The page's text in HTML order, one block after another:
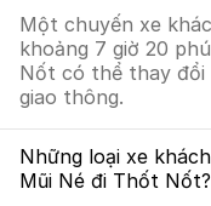
Một chuyến xe
khoảng 7 giờ 20
Nốt có thể thay
giao thông.
Những loại xe
Mũi Né đi Thốt Nốt?